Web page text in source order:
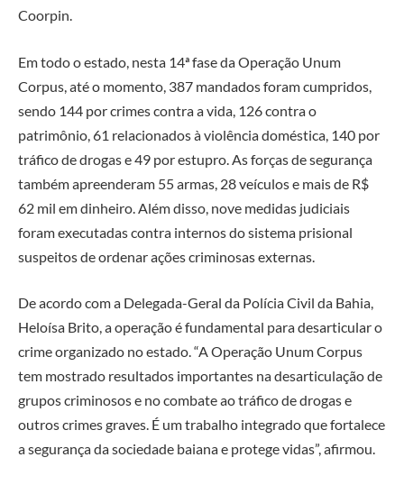
Coorpin.
Em todo o estado, nesta 14ª fase da Operação Unum
Corpus, até o momento, 387 mandados foram cumpridos,
sendo 144 por crimes contra a vida, 126 contra o
patrimônio, 61 relacionados à violência doméstica, 140 por
tráfico de drogas e 49 por estupro. As forças de segurança
também apreenderam 55 armas, 28 veículos e mais de R$
62 mil em dinheiro. Além disso, nove medidas judiciais
foram executadas contra internos do sistema prisional
suspeitos de ordenar ações criminosas externas.
De acordo com a Delegada-Geral da Polícia Civil da Bahia,
Heloísa Brito, a operação é fundamental para desarticular o
crime organizado no estado. “A Operação Unum Corpus
tem mostrado resultados importantes na desarticulação de
grupos criminosos e no combate ao tráfico de drogas e
outros crimes graves. É um trabalho integrado que fortalece
a segurança da sociedade baiana e protege vidas”, afirmou.